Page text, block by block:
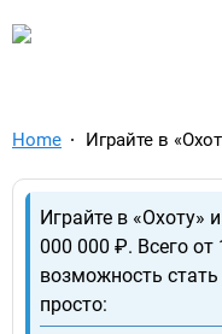
Home Играйте в
Играйте в «Охоту»
000 000 ₽. Всего от
возможность
просто: